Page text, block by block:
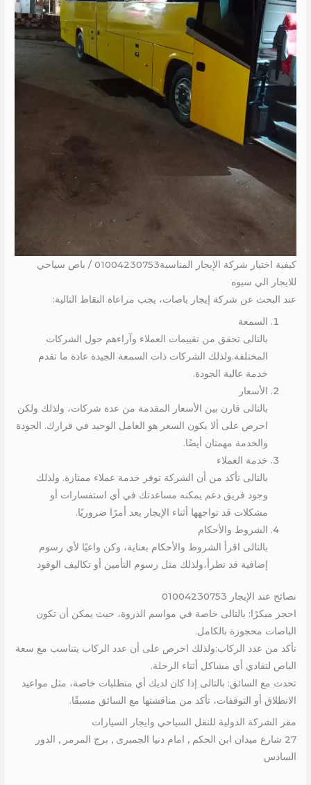
كيفية اختيار شركة الإيجار المناسبة01004230753 / باص سياحي
للايجار الي سيوه
عند البحث عن شركة إيجار باصات، يجب مراعاة النقاط التالية:
السمعة
بالتالى تحقق من تقييمات العملاء وآراءهم حول الشركات
المختلفة.ولذلك الشركات ذات السمعة الجيدة عادة ما تقدم
خدمة عالية الجودة.
الأسعار
بالتالى قارن بين الأسعار المقدمة من عدة شركات، ولذلك ولكن
احرص على ألا يكون السعر هو العامل الوحيد في قرارك. الجودة
والخدمة مهمتان أيضًا.
خدمة العملاء
بالتالى تأكد من أن الشركة توفر خدمة عملاء ممتازة. ولذلك
وجود فريق دعم يمكنه مساعدتك في أي استفسارات أو
مشكلات قد تواجهها أثناء الإيجار يعد أمرًا ضروريًا.
الشروط والأحكام
بالتالى اقرأ الشروط والأحكام بعناية، وكن واعيًا لأي رسوم
إضافية قد تطرأ،ولذلك مثل رسوم التأمين أو تكاليف الوقود
نصائح عند الإيجار 01004230753
احجز مبكرًا: بالتالى خاصة في مواسم الذروة، حيث يمكن أن تكون
الباصات محجوزة بالكامل.
تأكد من عدد الركاب:ولذلك احرص على أن عدد الركاب يتناسب مع سعة
الباص لتفادي أي مشاكل أثناء الرحلة.
تحدث مع السائق: بالتالى إذا كان لديك أي متطلبات خاصة، مثل مواعيد
الانطلاق أو التوقفات، تأكد من مناقشتها مع السائق مسبقًا.
مقر الشركة الدولية للنقل السياحي وايجار السيارات
27 شارع ميدان ابن الحكم , امام دنيا الجمبرى , برج المرمر , الدور
السادس